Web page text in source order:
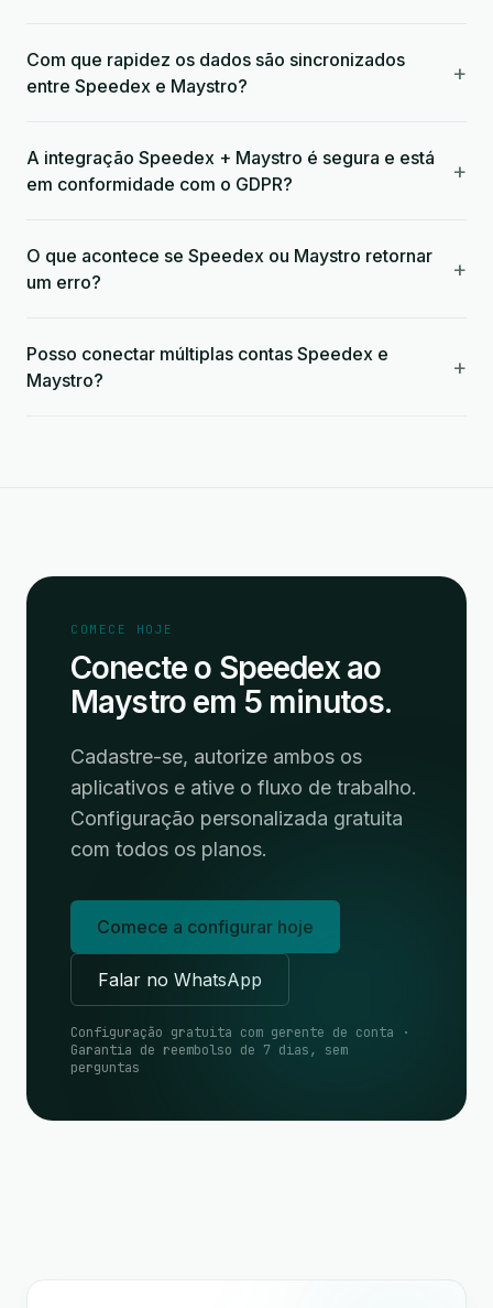
Com que rapidez os dados são sincronizados
entre Speedex e Maystro?
+
A integração Speedex + Maystro é segura e está
em conformidade com o GDPR?
+
O que acontece se Speedex ou Maystro retornar
um erro?
+
Posso conectar múltiplas contas Speedex e
Maystro?
+
COMECE HOJE
Conecte o Speedex ao
Maystro em 5 minutos.
Cadastre-se, autorize ambos os
aplicativos e ative o fluxo de trabalho.
Configuração personalizada gratuita
com todos os planos.
Comece a configurar hoje
Falar no WhatsApp
Configuração gratuita com gerente de conta ·
Garantia de reembolso de 7 dias, sem
perguntas